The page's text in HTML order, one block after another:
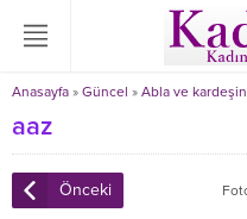
Anasayfa » Güncel » Abla ve
aaz
Önceki